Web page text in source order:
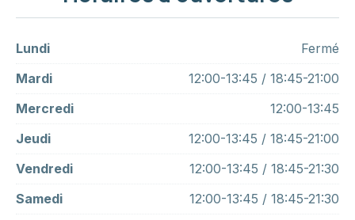
Lundi
Fermé
Mardi
12:00-13:45 / 18:45-21:00
Mercredi
12:00-13:45
Jeudi
12:00-13:45 / 18:45-21:00
Vendredi
12:00-13:45 / 18:45-21:30
Samedi
12:00-13:45 / 18:45-21:30